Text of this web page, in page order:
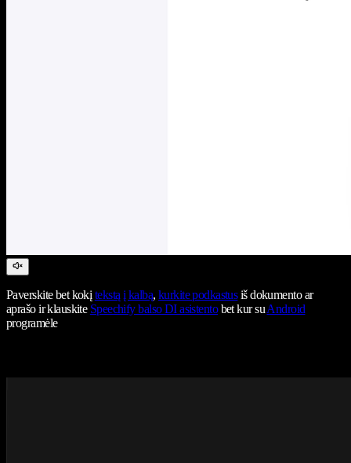
Paverskite bet kokįtekstą į kalbą, kurkite podkastusiš dokumento ar
aprašo ir klauskite Speechify balso DI asistentobet kur suAndroid
programėle